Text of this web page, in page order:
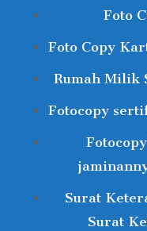
Foto
Foto Copy
Rumah Milik
Fotocopy
Surat
Surat